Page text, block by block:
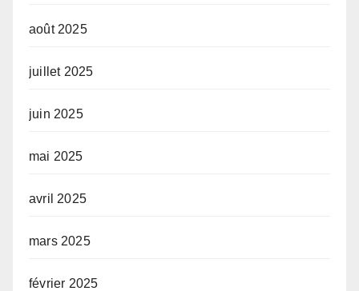
août 2025
juillet 2025
juin 2025
mai 2025
avril 2025
mars 2025
février 2025